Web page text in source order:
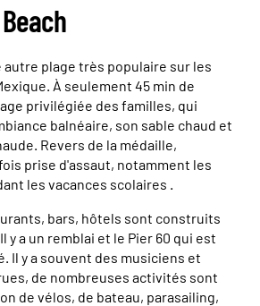
plage très populaire sur les
À seulement 45 min de
privilégiée des familles, qui
balnéaire, son sable chaud et
Revers de la médaille,
prise d'assaut, notamment les
les vacances scolaires .
bars, hôtels sont construits
y a un remblai et le Pier 60 qui est
Il y a souvent des musiciens et
de nombreuses activités sont
de vélos, de bateau, parasailing,